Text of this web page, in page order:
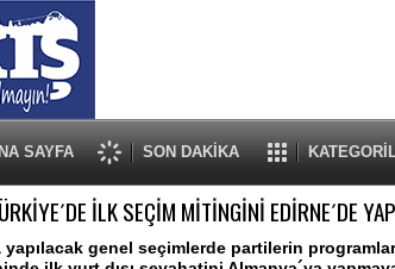
SAYFA SON DAKİKA
İLK SEÇİM MİTİNGİNİ EDİRNE´DE
yapılacak genel seçimlerde partilerin